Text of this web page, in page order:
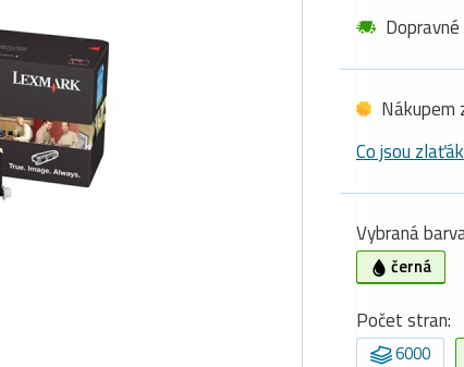
Dopravné
Nákupem
Co jsou
Vybraná
černá
Počet stran:
6000